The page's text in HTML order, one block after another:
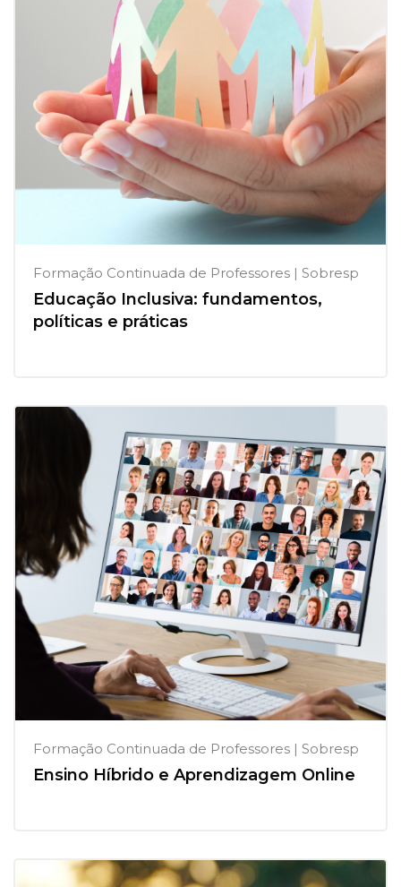
Formação Continuada de Professores | Sobresp
Educação Inclusiva: fundamentos,
políticas e práticas
Formação Continuada de Professores | Sobresp
Ensino Híbrido e Aprendizagem Online